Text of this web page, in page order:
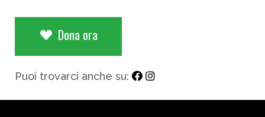
Dona ora
Puoi trovarci anche su: